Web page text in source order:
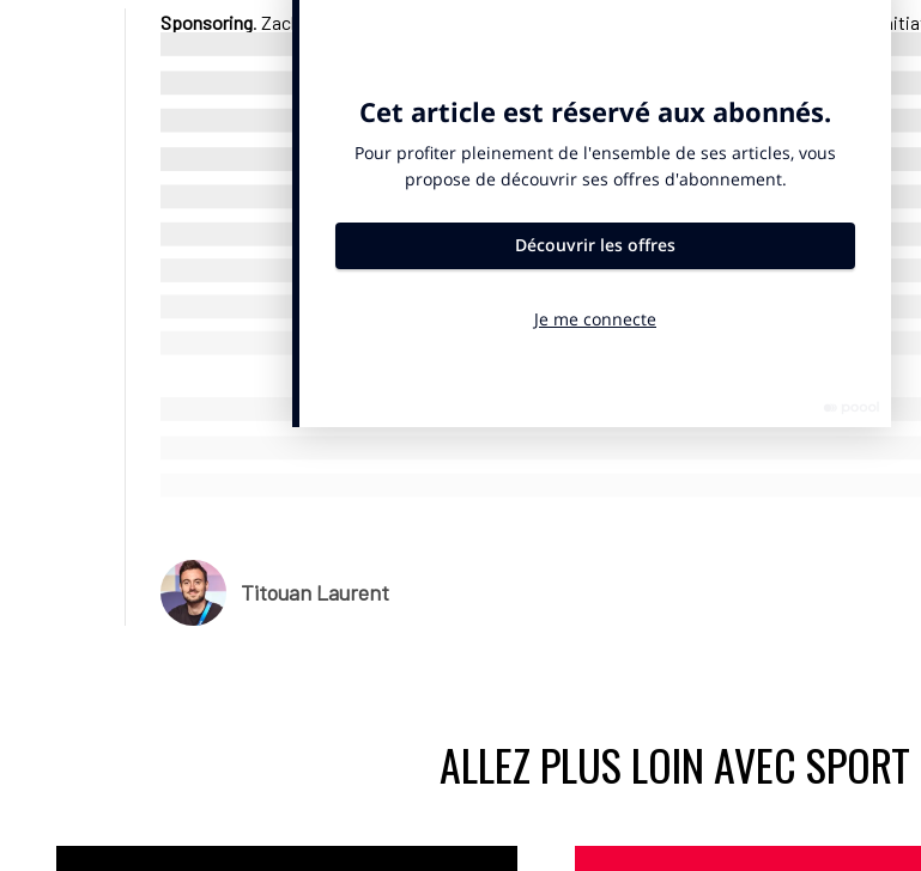
Sponsoring. Zack Nani, figure montante du streaming et des médias sportifs, multiplie les
vendredi 19 septembre 2025, il installeraun espace VIPen bord pelouse pour promouvoir sa
canapés. Cette opération fait écho à l’ouverture récente d’un restaurant de l’enseigne à Échirolles
Titouan Laurent
ALLEZ PLUS LOIN AVEC